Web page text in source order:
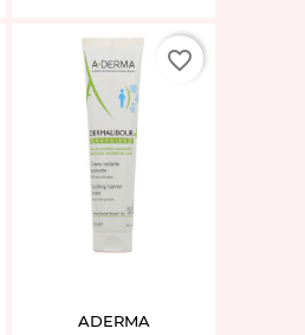
ADERMA
favorite_border